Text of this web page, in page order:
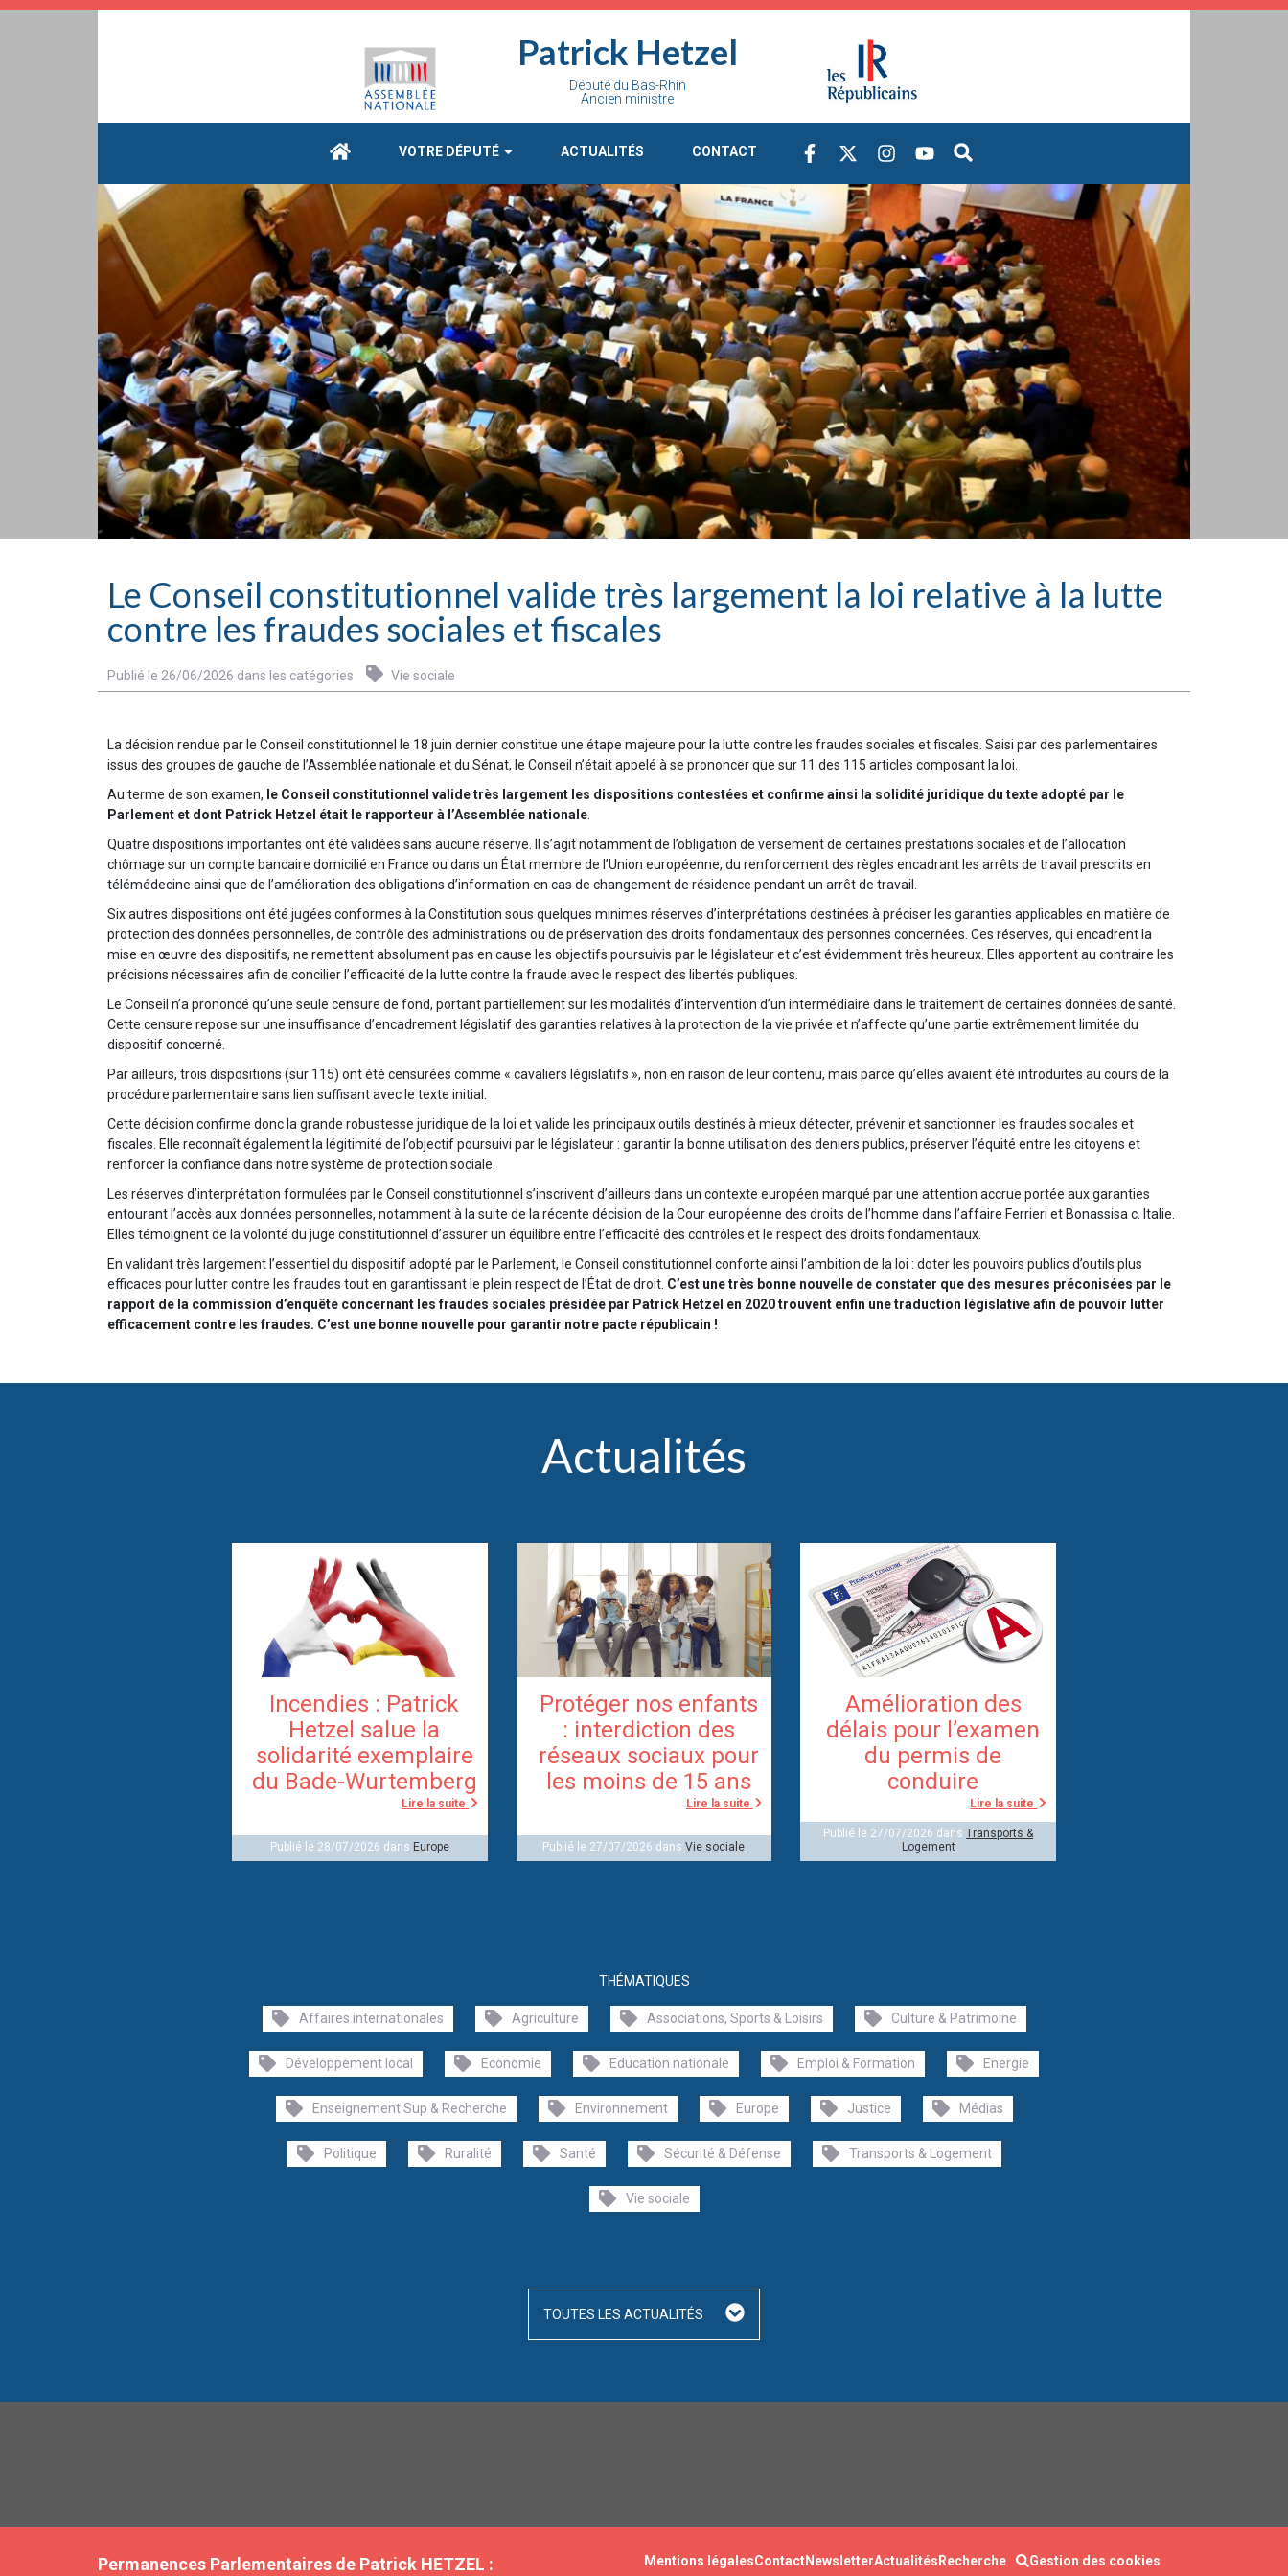
Patrick Hetzel
Député du Bas-Rhin
Ancien ministre
VOTRE DÉPUTÉ ACTUALITÉS CONTACT
Le Conseil constitutionnel valide très largement la loi relative à la lutte
contre les fraudes sociales et fiscales
Publié le 26/06/2026 dans les catégories Vie sociale
La décision rendue par le Conseil constitutionnel le 18 juin dernier constitue une étape majeure pour la lutte contre les fraudes sociales et fiscales. Saisi par des parlementaires
issus des groupes de gauche de l’Assemblée nationale et du Sénat, le Conseil n’était appelé à se prononcer que sur 11 des 115 articles composant la loi.
Au terme de son examen, le Conseil constitutionnel valide très largement les dispositions contestées et confirme ainsi la solidité juridique du texte adopté par le
Parlement et dont Patrick Hetzel était le rapporteur à l’Assemblée nationale
Quatre dispositions importantes ont été validées sans aucune réserve. Il s’agit notamment de l’obligation de versement de certaines prestations sociales et de l’allocation
chômage sur un compte bancaire domicilié en France ou dans un État membre de l’Union européenne, du renforcement des règles encadrant les arrêts de travail prescrits en
télémédecine ainsi que de l’amélioration des obligations d’information en cas de changement de résidence pendant un arrêt de travail.
Six autres dispositions ont été jugées conformes à la Constitution sous quelques minimes réserves d’interprétations destinées à préciser les garanties applicables en matière de
protection des données personnelles, de contrôle des administrations ou de préservation des droits fondamentaux des personnes concernées. Ces réserves, qui encadrent la
mise en œuvre des dispositifs, ne remettent absolument pas en cause les objectifs poursuivis par le législateur et c’est évidemment très heureux. Elles apportent au contraire les
précisions nécessaires afin de concilier l’efficacité de la lutte contre la fraude avec le respect des libertés publiques.
Le Conseil n’a prononcé qu’une seule censure de fond, portant partiellement sur les modalités d’intervention d’un intermédiaire dans le traitement de certaines données de santé.
Cette censure repose sur une insuffisance d’encadrement législatif des garanties relatives à la protection de la vie privée et n’affecte qu’une partie extrêmement limitée du
dispositif concerné.
Par ailleurs, trois dispositions (sur 115) ont été censurées comme « cavaliers législatifs », non en raison de leur contenu, mais parce qu’elles avaient été introduites au cours de la
procédure parlementaire sans lien suffisant avec le texte initial.
Cette décision confirme donc la grande robustesse juridique de la loi et valide les principaux outils destinés à mieux détecter, prévenir et sanctionner les fraudes sociales et
fiscales. Elle reconnaît également la légitimité de l’objectif poursuivi par le législateur : garantir la bonne utilisation des deniers publics, préserver l’équité entre les citoyens et
renforcer la confiance dans notre système de protection sociale.
Les réserves d’interprétation formulées par le Conseil constitutionnel s’inscrivent d’ailleurs dans un contexte européen marqué par une attention accrue portée aux garanties
entourant l’accès aux données personnelles, notamment à la suite de la récente décision de la Cour européenne des droits de l’homme dans l’affaire Ferrieri et Bonassisa c. Italie.
Elles témoignent de la volonté du juge constitutionnel d’assurer un équilibre entre l’efficacité des contrôles et le respect des droits fondamentaux.
En validant très largement l’essentiel du dispositif adopté par le Parlement, le Conseil constitutionnel conforte ainsi l’ambition de la loi : doter les pouvoirs publics d’outils plus
efficaces pour lutter contre les fraudes tout en garantissant le plein respect de l’État de droit. C’est une très bonne nouvelle de constater que des mesures préconisées par le
rapport de la commission d’enquête concernant les fraudes sociales présidée par Patrick Hetzel en 2020 trouvent enfin une traduction législative afin de pouvoir lutter
efficacement contre les fraudes. C’est une bonne nouvelle pour garantir notre pacte républicain !
Actualités
Incendies : Patrick
Hetzel salue la
solidarité exemplaire
du Bade-Wurtemberg
Lire la suite
Publié le 28/07/2026 dans Europe
Protéger nos enfants
: interdiction des
réseaux sociaux pour
les moins de 15 ans
Lire la suite
Publié le 27/07/2026 dansVie sociale
Amélioration des
délais pour l’examen
du permis de
conduire
Lire la suite
Publié le 27/07/2026 dansTransports &
Logement
THÉMATIQUES
Affaires internationales Agriculture Associations, Sports & Loisirs Culture & Patrimoine
Développement local Economie Education nationale Emploi & Formation Energie
Enseignement Sup & Recherche Environnement Europe Justice Médias
Politique Ruralité Santé Sécurité & Défense Transports & Logement
Vie sociale
TOUTES LES ACTUALITÉS
Permanences Parlementaires de Patrick HETZEL : Mentions légalesContactNewsletterActualités Recherche Gestion des cookies
Cookies management panel